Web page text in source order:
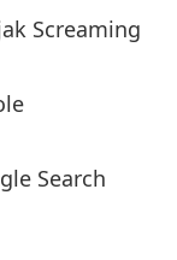
Screaming
Search